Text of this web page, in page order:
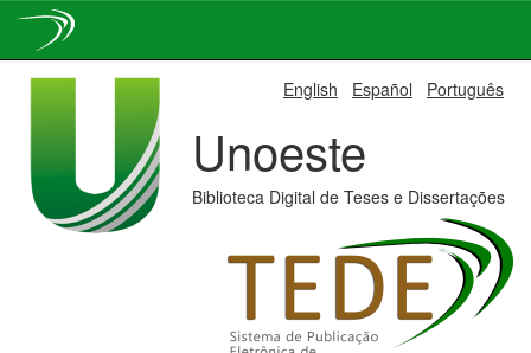
English Español Português
Unoeste
Biblioteca Digital de Teses e Dissertações